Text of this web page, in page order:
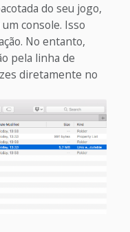
do seu jogo,
console. Isso
No entanto,
pela linha de
diretamente no